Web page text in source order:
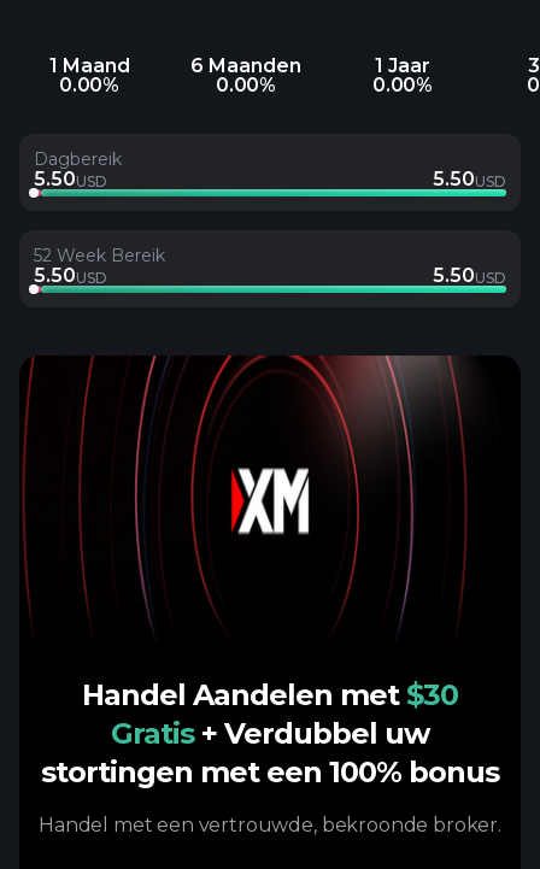
1 Maand
0.00%
6 Maanden
0.00%
1 Jaar
0.00%
Dagbereik
5.50USD 5.50USD
52 Week Bereik
5.50USD 5.50USD
Handel Aandelen met $30
Gratis + Verdubbel uw
stortingen met een 100% bonus
Handel met een vertrouwde, bekroonde broker.